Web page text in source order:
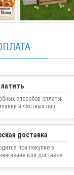
способов оплаты
и частных лиц
доставка
при покупке в
или доставке